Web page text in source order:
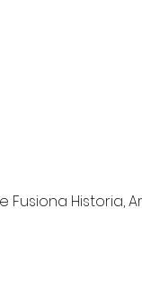
Fusiona Historia,